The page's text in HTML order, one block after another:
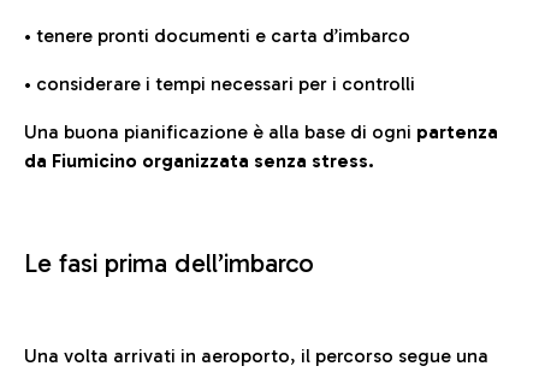
• tenere pronti documenti e carta d’imbarco
• considerare i tempi necessari per i controlli
Una buona pianificazione è alla base di ogni partenza
da Fiumicino organizzata senza stress.
Le fasi prima dell’imbarco
Una volta arrivati in aeroporto, il percorso segue una